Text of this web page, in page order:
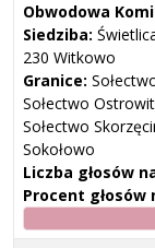
Obwodowa
Siedziba:
230 Witkowo
Granice:
Sołectwo
Sołectwo
Sokołowo
Liczba głosów
Procent głosów